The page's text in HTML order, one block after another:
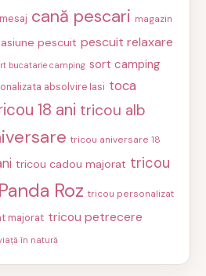
cană pescari magazin
pescuit pescuit relaxare
bucatarie camping sort camping
absolvire Iasi toca
18 ani tricou alb
tricou aniversare 18
tricou cadou majorat tricou
Roz tricou personalizat
majorat tricou petrecere
în natură